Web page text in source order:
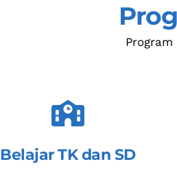
Belajar TK dan SD